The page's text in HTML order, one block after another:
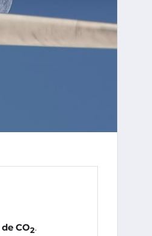
CO2.